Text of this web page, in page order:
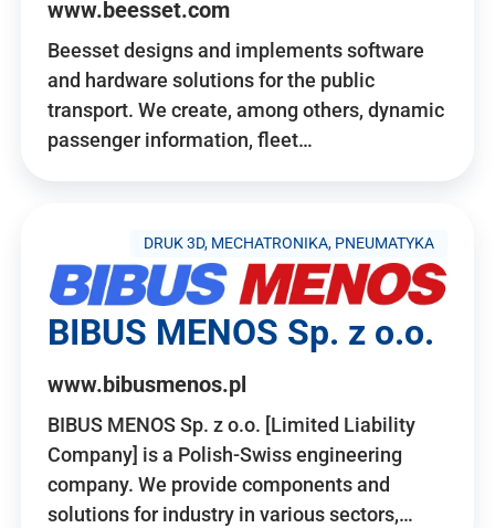
www.beesset.com
Beesset designs and implements software
and hardware solutions for the public
transport. We create, among others, dynamic
passenger information, fleet…
DRUK 3D, MECHATRONIKA, PNEUMATYKA
BIBUS MENOS Sp. z o.o.
www.bibusmenos.pl
BIBUS MENOS Sp. z o.o. [Limited Liability
Company] is a Polish-Swiss engineering
company. We provide components and
solutions for industry in various sectors,…